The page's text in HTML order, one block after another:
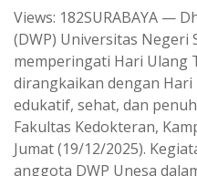
a
t
s
A
p
p
l
e
g
r
a
m
Views: 182SURABAYA —
(DWP) Universitas Negeri
memperingati Hari Ulang
dirangkaikan dengan
edukatif, sehat, dan
Fakultas Kedokteran,
Jumat (19/12/2025).
anggota DWP Unesa